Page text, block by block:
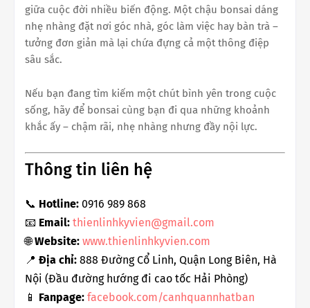
giữa cuộc đời nhiều biến động. Một chậu bonsai dáng
nhẹ nhàng đặt nơi góc nhà, góc làm việc hay bàn trà –
tưởng đơn giản mà lại chứa đựng cả một thông điệp
sâu sắc.
Nếu bạn đang tìm kiếm một chút bình yên trong cuộc
sống, hãy để bonsai cùng bạn đi qua những khoảnh
khắc ấy – chậm rãi, nhẹ nhàng nhưng đầy nội lực.
Thông tin liên hệ
📞 Hotline: 0916 989 868
📧 Email: thienlinhkyvien@gmail.com
🌐Website: www.thienlinhkyvien.com
📍 Địa chỉ: 888 Đường Cổ Linh, Quận Long Biên, Hà
Nội (Đầu đường hướng đi cao tốc Hải Phòng)
📱 Fanpage: facebook.com/canhquannhatban